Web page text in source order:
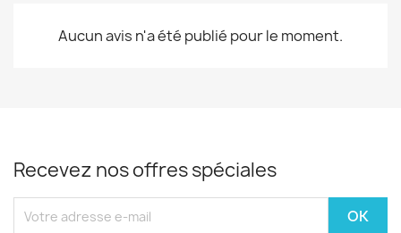
Aucun avis n'a été publié pour le moment.
Recevez nos offres spéciales